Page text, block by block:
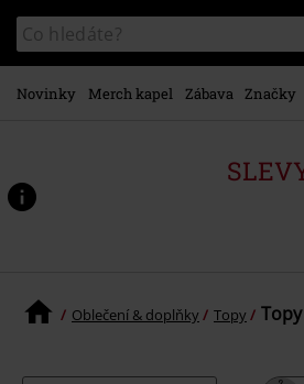
hlavnímu
obsahu
Katalog
vyhledávání
Novinky Merch kapel Zábava Značky
Oblečení & doplňky Topy